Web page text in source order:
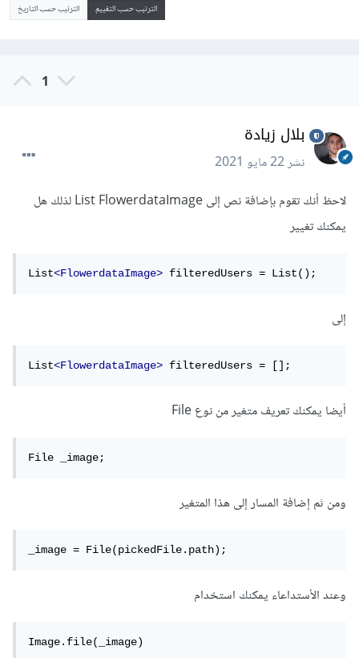
الترتيب حسب التقييم الترتيب حسب التاريخ
1
بلال زيادة
نشر22 مايو 2021
لاحظ أنك تقوم بإضافة نص إلى List FlowerdataImage لذلك هل
يمكنك تغيير
List<FlowerdataImage> filteredUsers = List();
إلى
List<FlowerdataImage> filteredUsers = [];
أيضا يمكنك تعريف متغير من نوع File
File _image;
ومن ثم إضافة المسار إلى هذا المتغير
_image = File(pickedFile.path);
وعند الأستداعاء يمكنك استخدام
Image.file(_image)